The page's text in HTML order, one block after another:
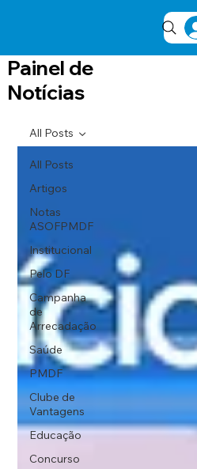
Painel de
Notícias
All Posts
Artigos
Notas
ASOFPMDF
Institucional
Pelo DF
Campanha
de
Arrecadação
Saúde
PMDF
Clube de
Vantagens
Educação
Concurso
All Posts